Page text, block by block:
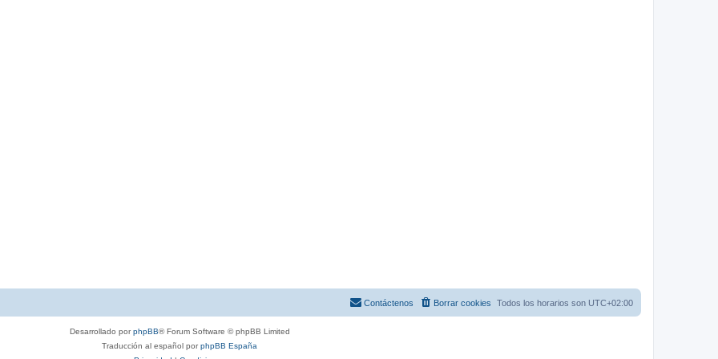
Todos los horarios son UTC+02:00
Borrar cookies
Contáctenos
Desarrollado porphpBB® Forum Software © phpBB Limited
Traducción al español porphpBB España